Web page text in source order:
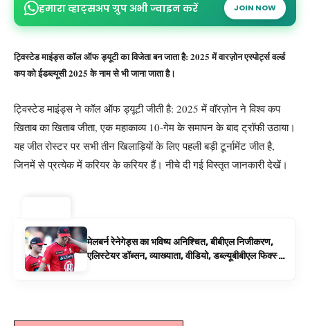
हमारा व्हाट्सअप ग्रुप अभी ज्वाइन करें JOIN NOW
ट्विस्टेड माइंड्स कॉल ऑफ ड्यूटी का विजेता बन जाता है: 2025 में वारज़ोन एस्पोर्ट्स वर्ल्ड
कप को ईडब्ल्यूसी 2025 के नाम से भी जाना जाता है।
ट्विस्टेड माइंड्स ने कॉल ऑफ ड्यूटी जीती है: 2025 में वॉरज़ोन ने विश्व कप
खिताब का खिताब जीता, एक महाकाव्य 10-गेम के समापन के बाद ट्रॉफी उठाया।
यह जीत रोस्टर पर सभी तीन खिलाड़ियों के लिए पहली बड़ी टूर्नामेंट जीत है,
जिनमें से प्रत्येक में करियर के करियर हैं। नीचे दी गई विस्तृत जानकारी देखें।
मेलबर्न रेनेगेड्स का भविष्य अनिश्चित, बीबीएल निजीकरण,
एलिस्टेयर डॉब्सन, व्याख्याता, वीडियो, डब्ल्यूबीबीएल फिक्स्चर